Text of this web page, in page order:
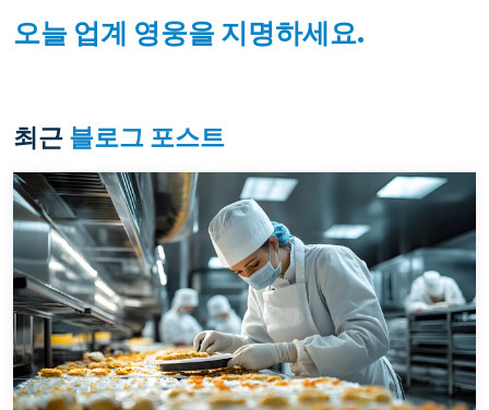
오늘 업계 영웅을 지명하세요.
최근블로그 포스트